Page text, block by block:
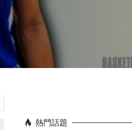
熱門話題